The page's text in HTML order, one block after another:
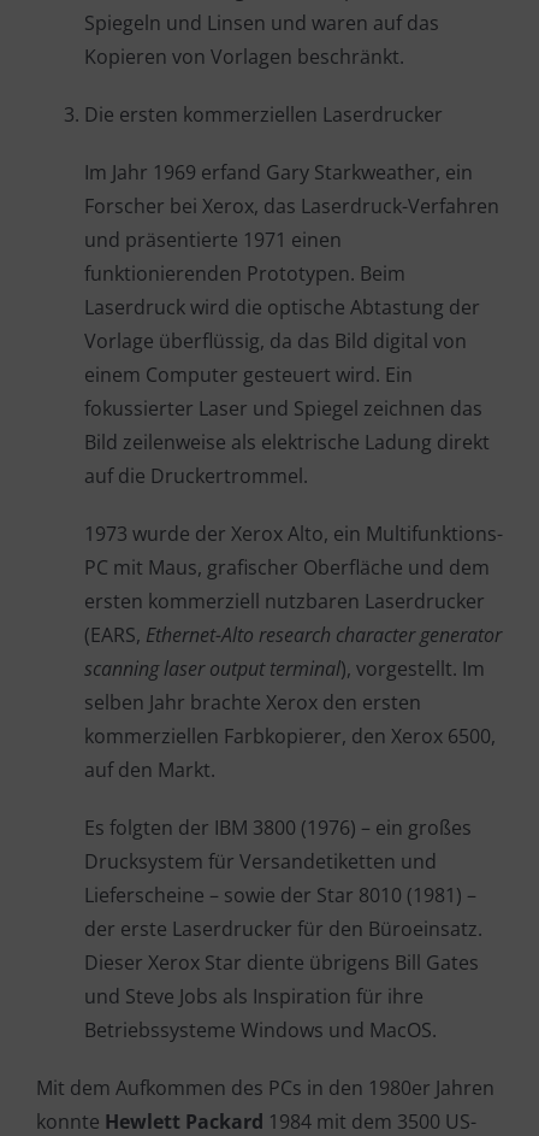
Spiegeln und Linsen und waren auf das
Kopieren von Vorlagen beschränkt.
Die ersten kommerziellen Laserdrucker
Im Jahr 1969 erfand Gary Starkweather, ein
Forscher bei Xerox, das Laserdruck-Verfahren
und präsentierte 1971 einen
funktionierenden Prototypen. Beim
Laserdruck wird die optische Abtastung der
Vorlage überflüssig, da das Bild digital von
einem Computer gesteuert wird. Ein
fokussierter Laser und Spiegel zeichnen das
Bild zeilenweise als elektrische Ladung direkt
auf die Druckertrommel.
1973 wurde der Xerox Alto, ein Multifunktions-
PC mit Maus, grafischer Oberfläche und dem
ersten kommerziell nutzbaren Laserdrucker
(EARS, Ethernet-Alto research character generator
scanning laser output terminal), vorgestellt. Im
selben Jahr brachte Xerox den ersten
kommerziellen Farbkopierer, den Xerox 6500,
auf den Markt.
Es folgten der IBM 3800 (1976) – ein großes
Drucksystem für Versandetiketten und
Lieferscheine – sowie der Star 8010 (1981) –
der erste Laserdrucker für den Büroeinsatz.
Dieser Xerox Star diente übrigens Bill Gates
und Steve Jobs als Inspiration für ihre
Betriebssysteme Windows und MacOS.
Mit dem Aufkommen des PCs in den 1980er Jahren
konnte Hewlett Packard 1984 mit dem 3500 US-